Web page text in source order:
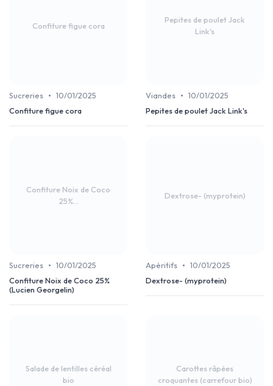
Confiture figue cora
Sucreries • 10/01/2025
Confiture figue cora
Pepites de poulet Jack
Link's
Viandes • 10/01/2025
Pepites de poulet Jack Link's
Confiture Noix de Coco
25%...
Sucreries • 10/01/2025
Confiture Noix de Coco 25%
(Lucien Georgelin)
Dextrose- (myprotein)
Apéritifs • 10/01/2025
Dextrose- (myprotein)
Salade de lentilles céréal
bio
Carottes râpées
croquantes (carrefour bio)